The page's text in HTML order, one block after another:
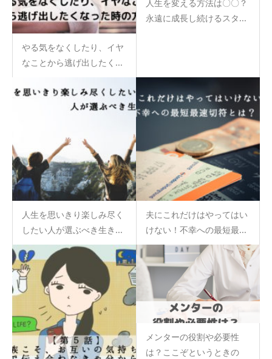
やる気をなくしたり、イヤ
なことから逃げ出したく...
人生を変える方法は〇〇？
永遠に成長し続けるスタ...
人生を思いきり楽しみ尽く
したい人が選ぶべき生き...
夫にこれだけはやってはい
けない！不幸への最短最...
メンターの役割や必要性
は？ここぞというときの